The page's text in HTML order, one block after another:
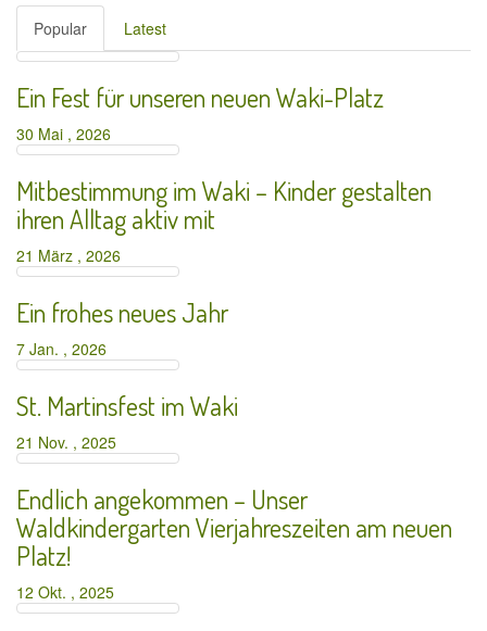
Popular Latest
Ein Fest für unseren neuen Waki-Platz
30 Mai , 2026
Mitbestimmung im Waki – Kinder gestalten
ihren Alltag aktiv mit
21 März , 2026
Ein frohes neues Jahr
7 Jan. , 2026
St. Martinsfest im Waki
21 Nov. , 2025
Endlich angekommen – Unser
Waldkindergarten Vierjahreszeiten am neuen
Platz!
12 Okt. , 2025